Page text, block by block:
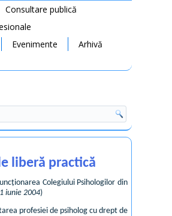
Consultare publică
Evenimente
Arhivă
liberă practică
Colegiului Psihologilor din
iunie 2004)
profesiei de psiholog cu drept de